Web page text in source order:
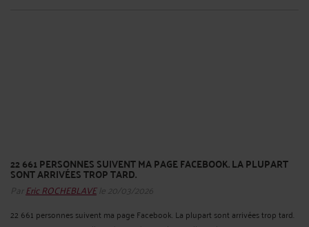
22 661 PERSONNES SUIVENT MA PAGE FACEBOOK. LA PLUPART
SONT ARRIVÉES TROP TARD.
Par Eric ROCHEBLAVEle 20/03/2026
22 661 personnes suivent ma page Facebook. La plupart sont arrivées trop tard.